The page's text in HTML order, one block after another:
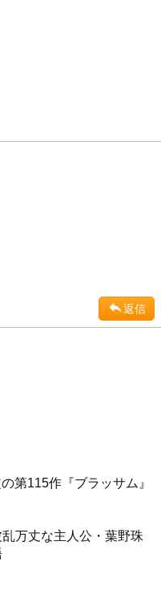
返信
第115作『ブラッサム』
万丈な主人公・葉野珠